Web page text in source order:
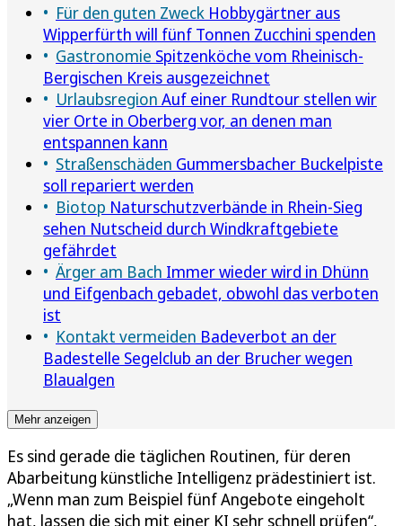
Für den guten Zweck Hobbygärtner aus
Wipperfürth will fünf Tonnen Zucchini spenden
Gastronomie Spitzenköche vom Rheinisch-
Bergischen Kreis ausgezeichnet
Urlaubsregion Auf einer Rundtour stellen wir
vier Orte in Oberberg vor, an denen man
entspannen kann
Straßenschäden Gummersbacher Buckelpiste
soll repariert werden
Biotop Naturschutzverbände in Rhein-Sieg
sehen Nutscheid durch Windkraftgebiete
gefährdet
Ärger am Bach Immer wieder wird in Dhünn
und Eifgenbach gebadet, obwohl das verboten
ist
Kontakt vermeiden Badeverbot an der
Badestelle Segelclub an der Brucher wegen
Blaualgen
Mehr anzeigen
Es sind gerade die täglichen Routinen, für deren
Abarbeitung künstliche Intelligenz prädestiniert ist.
„Wenn man zum Beispiel fünf Angebote eingeholt
hat, lassen die sich mit einer KI sehr schnell prüfen“,